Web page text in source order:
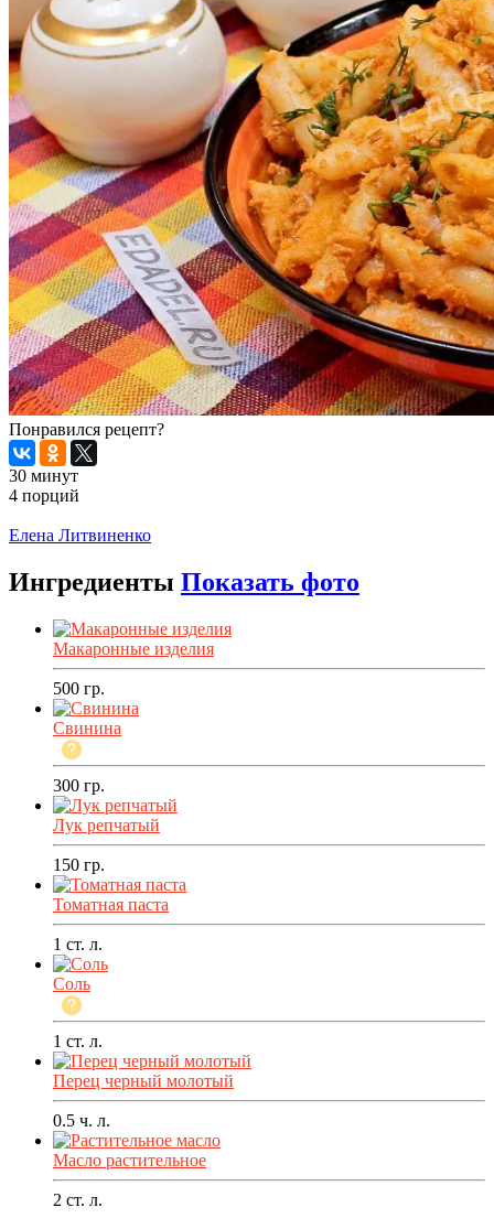
Понравился рецепт?
30 минут
4 порций
Елена Литвиненко
Ингредиенты Показать фото
Макаронные изделия
500 гр.
Свинина
300 гр.
Лук репчатый
150 гр.
Томатная паста
1 ст. л.
Соль
1 ст. л.
Перец черный молотый
0.5 ч. л.
Масло растительное
2 ст. л.